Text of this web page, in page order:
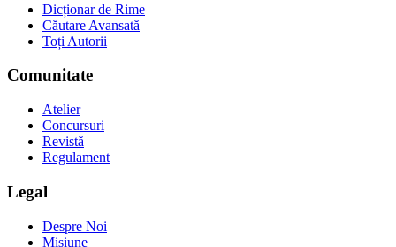
Dicționar de Rime
Căutare Avansată
Toți Autorii
Comunitate
Atelier
Concursuri
Revistă
Regulament
Legal
Despre Noi
Misiune